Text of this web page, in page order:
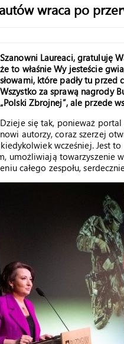
wraca po
Szanowni Laureaci, gratuluję
że to właśnie Wy jesteście
słowami, które padły tu
Wszystko za sprawą nagrody
„Polski Zbrojnej”, ale przede
Dzieje się tak, ponieważ portal
nowi autorzy, coraz szerzej
wcześniej. Jest
umożliwiają towarzyszenie
całego zespołu,